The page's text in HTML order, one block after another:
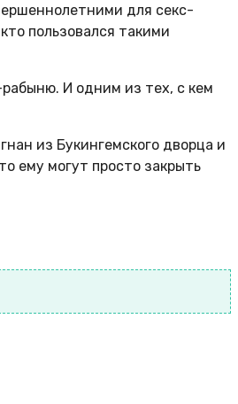
для секс-
пользовался такими
рабыню. И одним из тех, с кем
из Букингемского дворца и
ему могут просто закрыть